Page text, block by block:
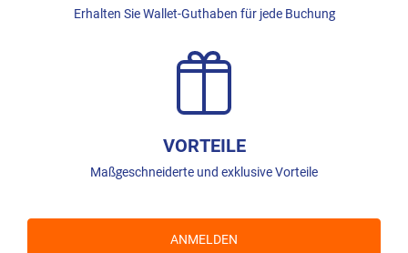
Erhalten Sie Wallet-Guthaben für jede Buchung
VORTEILE
Maßgeschneiderte und exklusive Vorteile
ANMELDEN